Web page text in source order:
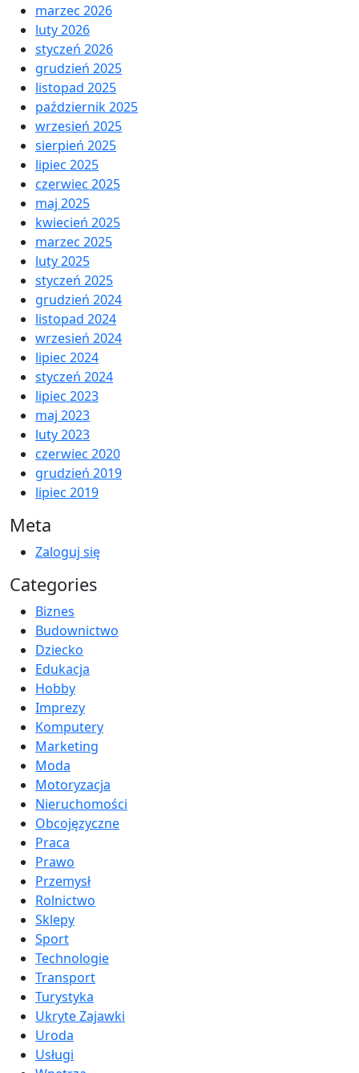
marzec 2026
luty 2026
styczeń 2026
grudzień 2025
listopad 2025
październik 2025
wrzesień 2025
sierpień 2025
lipiec 2025
czerwiec 2025
maj 2025
kwiecień 2025
marzec 2025
luty 2025
styczeń 2025
grudzień 2024
listopad 2024
wrzesień 2024
lipiec 2024
styczeń 2024
lipiec 2023
maj 2023
luty 2023
czerwiec 2020
grudzień 2019
lipiec 2019
Meta
Zaloguj się
Categories
Biznes
Budownictwo
Dziecko
Edukacja
Hobby
Imprezy
Komputery
Marketing
Moda
Motoryzacja
Nieruchomości
Obcojęzyczne
Praca
Prawo
Przemysł
Rolnictwo
Sklepy
Sport
Technologie
Transport
Turystyka
Ukryte Zajawki
Uroda
Usługi